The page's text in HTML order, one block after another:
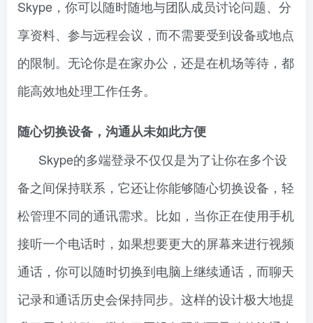
Skype，你可以随时随地与团队成员讨论问题、分
享资料、参与远程会议，而不需要受到设备或地点
的限制。无论你是在家办公，还是在机场等待，都
能高效地处理工作任务。
随心切换设备，沟通从未如此方便
Skype的多端登录不仅仅是为了让你在多个设
备之间保持联系，它还让你能够随心切换设备，轻
松管理不同的通讯需求。比如，当你正在使用手机
接听一个电话时，如果想要更大的屏幕来进行视频
通话，你可以随时切换到电脑上继续通话，而聊天
记录和通话历史会保持同步。这样的设计极大地提